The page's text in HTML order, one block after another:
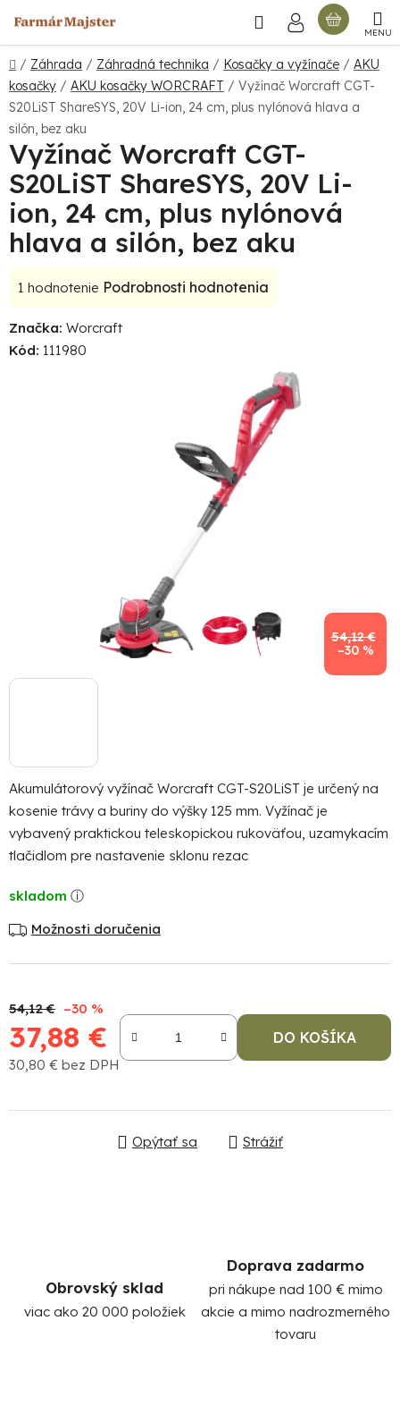
na
obsah
Hľadať
Domov
/ Záhrada / Záhradná technika / Kosačky a vyžínače / AKU
kosačky / AKU kosačky WORCRAFT / Vyžínač Worcraft CGT-
S20LiST ShareSYS, 20V Li-ion, 24 cm, plus nylónová hlava a
silón, bez aku
Akumulátorový vyžínač Worcraft CGT-S20LiST je určený na
kosenie trávy a buriny do výšky 125 mm. Vyžínač je
vybavený praktickou teleskopickou rukoväťou, uzamykacím
tlačidlom pre nastavenie sklonu rezac
skladom
Možnosti doručenia
54,12 € –30 %
37,88 €
30,80 € bez DPH
DO KOŠÍKA
Opýtať sa Strážiť
Obrovský sklad
viac ako 20 000 položiek
Doprava zadarmo
pri nákupe nad 100 € mimo
akcie a mimo nadrozmerného
tovaru
Vyžínač Worcraft CGT-
S20LiST ShareSYS, 20V Li-
ion, 24 cm, plus nylónová
hlava a silón, bez aku
Priemerné
produktu
je
1 hodnotenie Podrobnosti hodnotenia
Značka: Worcraft
Kód: 111980
54,12 €
–30 %